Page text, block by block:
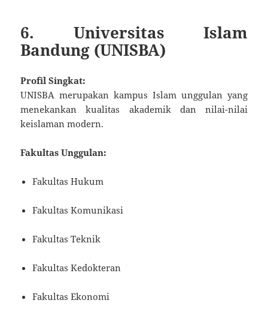
6. Universitas Islam
Bandung (UNISBA)
Profil Singkat:
UNISBA merupakan kampus Islam unggulan yang
menekankan kualitas akademik dan nilai-nilai
keislaman modern.
Fakultas Unggulan:
Fakultas Hukum
Fakultas Komunikasi
Fakultas Teknik
Fakultas Kedokteran
Fakultas Ekonomi